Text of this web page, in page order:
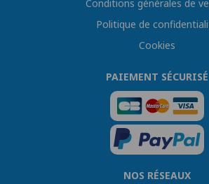
Conditions générales de
Politique de
Cookies
PAIEMENT SÉCURISÉ
NOS RÉSEAUX